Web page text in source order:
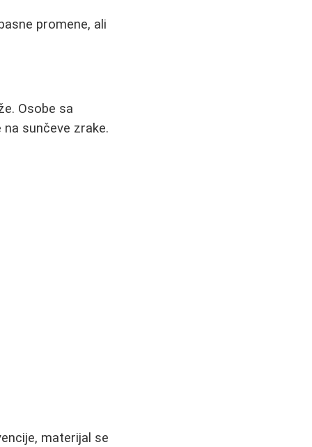
promene, ali
Osobe sa
sunčeve zrake.
materijal se